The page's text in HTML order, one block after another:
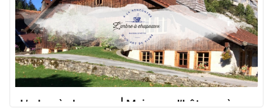
L’arbre à chapeaux | Maisons d’hôtes près